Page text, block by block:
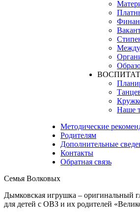
Наше
Методические
Родителям
Дополнительные
Контакты
Обратная связь
Семья Волковых
Дымковская игрушка – оригинальный
для детей с ОВЗ и их родителей